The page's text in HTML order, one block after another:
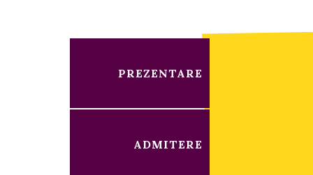
PREZENTARE
ADMITERE